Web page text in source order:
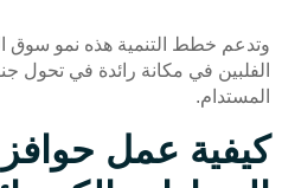
وتدعم خطط التنمية هذه نمو سوق
الفلبين في مكانة رائدة في تحول
المستدام.
كيفية عمل